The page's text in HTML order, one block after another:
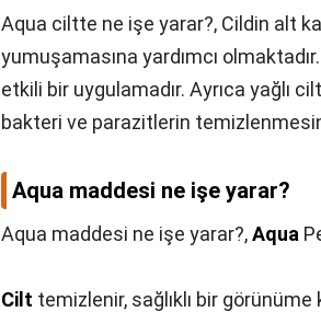
Aqua ciltte ne işe yarar?, Cildin alt
yumuşamasına yardımcı
etkili bir uygulamadır. Ayrıca yağlı
bakteri ve parazitlerin
Aqua maddesi ne işe yarar?
Aqua maddesi ne işe yarar?,Aqua
Cilt temizlenir, sağlıklı bir